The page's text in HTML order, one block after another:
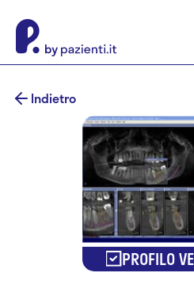
Indietro
PROFILO